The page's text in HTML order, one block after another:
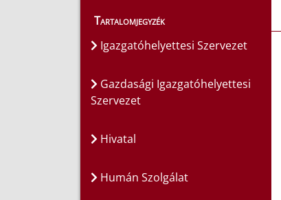
Tartalomjegyzék
Igazgatóhelyettesi Szervezet
Gazdasági Igazgatóhelyettesi
Szervezet
Hivatal
Humán Szolgálat